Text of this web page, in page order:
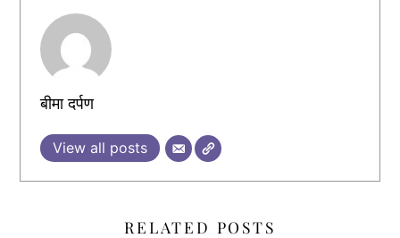
बीमा दर्पण
View all posts
RELATED POSTS